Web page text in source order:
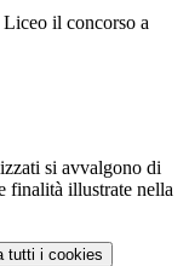
il concorso a
si avvalgono di
finalità illustrate nella
tutti i cookies